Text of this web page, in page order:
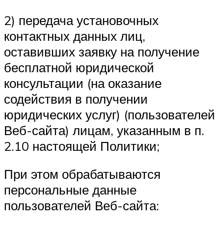
2) передача установочных
контактных данных лиц,
оставивших заявку на получение
бесплатной юридической
консультации (на оказание
содействия в получении
юридических услуг) (пользователей
Веб-сайта) лицам, указанным в п.
2.10 настоящей Политики;
При этом обрабатываются
персональные данные
пользователей Веб-сайта: